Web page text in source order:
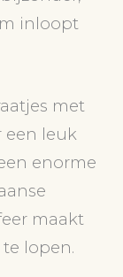
inloopt
met
een leuk
enorme
maakt
lopen.